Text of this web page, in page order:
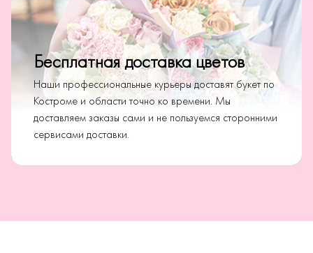
Бесплатная доставка цветов
Наши профессиональные курьеры доставят букет по
Костроме и области точно ко времени. Мы
доставляем заказы сами и не пользуемся сторонними
сервисами доставки.